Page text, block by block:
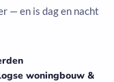
— en is dag en nacht
woningbouw &